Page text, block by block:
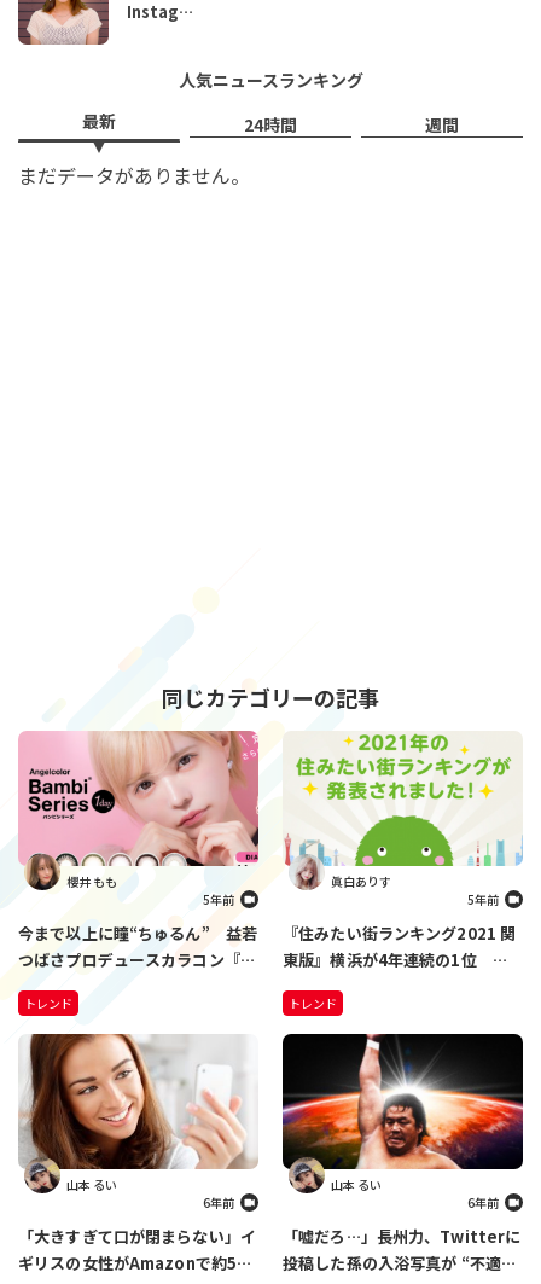
Instag…
人気ニュースランキング
最新
24時間 週間
まだデータがありません。
同じカテゴリーの記事
櫻井 もも
5年前
今まで以上に瞳“ちゅるん” 益若
つばさプロデュースカラコン『バ
ンビシリーズ』がリニューアル
トレンド
眞白ありす
5年前
『住みたい街ランキング2021 関
東版』横浜が4年連続の1位 躍
進したのは、地元愛が目覚めた意
外なあの街？
トレンド
山本 るい
6年前
「大きすぎて口が閉まらない」イ
ギリスの女性がAmazonで約500
山本 るい
6年前
「嘘だろ…」長州力、Twitterに
投稿した孫の入浴写真が “不適切